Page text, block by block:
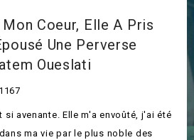
Coeur, Elle A Pris
Une Perverse
Oueslati
avenante. Elle m'a envoûté, j'ai été
ma vie par le plus noble des